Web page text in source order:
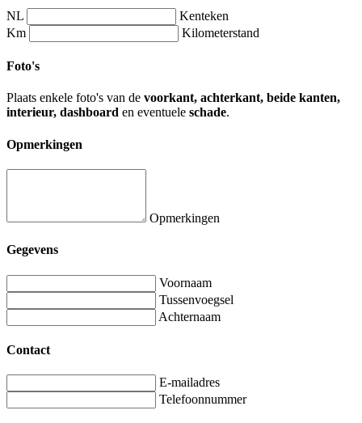
NL
Kenteken
Km
Kilometerstand
Foto's
Plaats enkele foto's van de voorkant, achterkant, beide kanten,
interieur, dashboard en eventuele schade.
Opmerkingen
Opmerkingen
Gegevens
Voornaam
Tussenvoegsel
Achternaam
Contact
E-mailadres
Telefoonnummer